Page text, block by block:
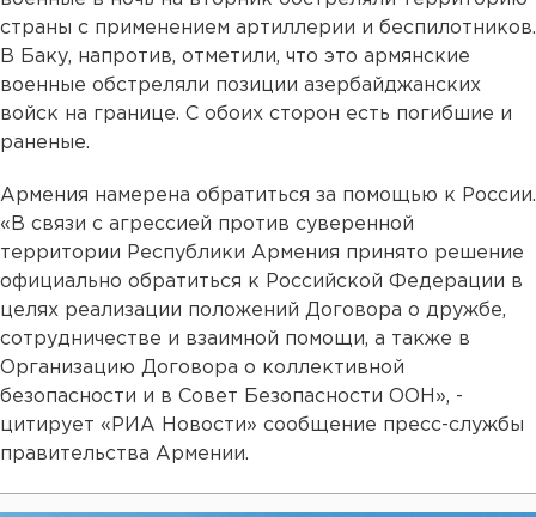
страны с применением артиллерии и беспилотников.
В Баку, напротив, отметили, что это армянские
военные обстреляли позиции азербайджанских
войск на границе. С обоих сторон есть погибшие и
раненые.
Армения намерена обратиться за помощью к России.
«В связи с агрессией против суверенной
территории Республики Армения принято решение
официально обратиться к Российской Федерации в
целях реализации положений Договора о дружбе,
сотрудничестве и взаимной помощи, а также в
Организацию Договора о коллективной
безопасности и в Совет Безопасности ООН», -
цитирует «РИА Новости» сообщение пресс-службы
правительства Армении.